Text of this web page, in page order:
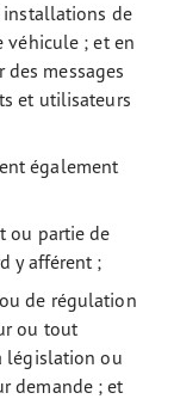
installations de
véhicule ; et en
messages
et utilisateurs
également
ou partie de
y afférent ;
de régulation
ou tout
législation ou
demande ; et